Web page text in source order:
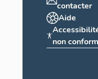
contacter
Aide
non